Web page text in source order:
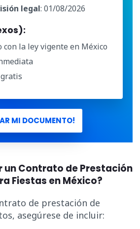
legal: 01/08/2026
con la ley vigente en México
MI DOCUMENTO!
un Contrato de Prestación
Fiestas en México?
de prestación de
asegúrese de incluir: